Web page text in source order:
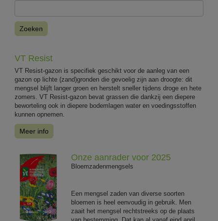
Zoeken
VT Resist
VT Resist-gazon is specifiek geschikt voor de aanleg van een
gazon op lichte (zand)gronden die gevoelig zijn aan droogte: dit
mengsel blijft langer groen en herstelt sneller tijdens droge en hete
zomers. VT Resist-gazon bevat grassen die dankzij een diepere
beworteling ook in diepere bodemlagen water en voedingsstoffen
kunnen opnemen.
Meer info
Onze aanrader voor 2025
Bloemzadenmengsels
Een mengsel zaden van diverse soorten
bloemen is heel eenvoudig in gebruik. Men
zaait het mengsel rechtstreeks op de plaats